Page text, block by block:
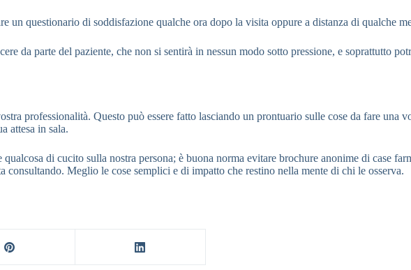
un questionario di soddisfazione qualche ora dopo la visita oppure a distanza di qualche
da parte del paziente, che non si sentirà in nessun modo sotto pressione, e soprattutto
professionalità. Questo può essere fatto lasciando un prontuario sulle cose da fare una
attesa in sala.
di cucito sulla nostra persona; è buona norma evitare brochure anonime di case
consultando. Meglio le cose semplici e di impatto che restino nella mente di chi le osserva.